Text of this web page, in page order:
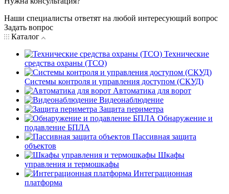
Наши специалисты ответят на любой интересующий вопрос
Задать вопрос
Каталог
Технические
средства охраны (ТСО)
Системы контроля и управления доступом (СКУД)
Автоматика для ворот
Видеонаблюдение
Защита периметра
Обнаружение и
подавление БПЛА
Пассивная защита
объектов
Шкафы
управления и термошкафы
Интеграционная
платформа